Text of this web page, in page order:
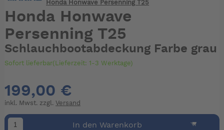
Honda Honwave Persenning T25
Honda Honwave
Persenning T25
Schlauchbootabdeckung Farbe grau
Sofort lieferbar(Lieferzeit: 1-3 Werktage)
199,00 €
inkl. Mwst. zzgl. Versand
In den Warenkorb